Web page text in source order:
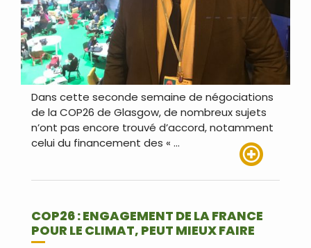
Dans cette seconde semaine de négociations
de la COP26 de Glasgow, de nombreux sujets
n’ont pas encore trouvé d’accord, notamment
celui du financement des « …
COP26 : ENGAGEMENT DE LA FRANCE
POUR LE CLIMAT, PEUT MIEUX FAIRE